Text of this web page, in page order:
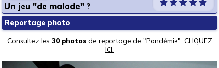
Un jeu "de malade" ?
Reportage photo
Consultez les 30 photos de reportage de "Pandémie". CLIQUEZ
ICI.